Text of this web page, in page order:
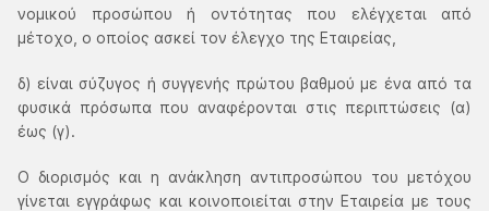
νομικού προσώπου ή οντότητας που ελέγχεται από
μέτοχο, ο οποίος ασκεί τον έλεγχο της Εταιρείας,
δ) είναι σύζυγος ή συγγενής πρώτου βαθμού με ένα από τα
φυσικά πρόσωπα που αναφέρονται στις περιπτώσεις (α)
έως (γ).
Ο διορισμός και η ανάκληση αντιπροσώπου του μετόχου
γίνεται εγγράφως και κοινοποιείται στην Εταιρεία με τους